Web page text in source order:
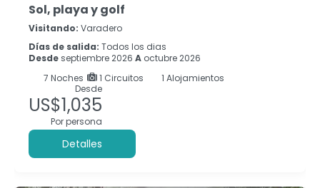
Sol, playa y golf
Visitando: Varadero
Días de salida: Todos los dias
Desde septiembre 2026 A octubre 2026
7 Noches 1 Circuitos
1 Alojamientos
Desde
US$1,035
Por persona
Detalles